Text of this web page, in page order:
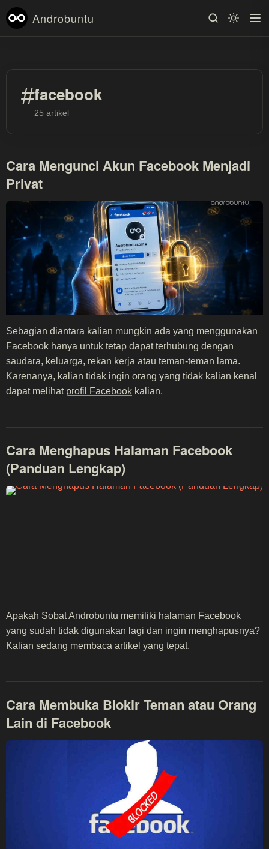
Androbuntu
#facebook
25 artikel
Cara Mengunci Akun Facebook Menjadi
Privat
Sebagian diantara kalian mungkin ada yang menggunakan
Facebook hanya untuk tetap dapat terhubung dengan
saudara, keluarga, rekan kerja atau teman-teman lama.
Karenanya, kalian tidak ingin orang yang tidak kalian kenal
dapat melihat profil Facebook kalian.
Cara Menghapus Halaman Facebook
(Panduan Lengkap)
Apakah Sobat Androbuntu memiliki halaman Facebook
yang sudah tidak digunakan lagi dan ingin menghapusnya?
Kalian sedang membaca artikel yang tepat.
Cara Membuka Blokir Teman atau Orang
Lain di Facebook